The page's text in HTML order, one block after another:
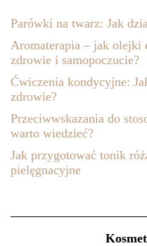
Parówki na twarz: Jak
Aromaterapia – jak olejki
zdrowie i samopoczucie?
Ćwiczenia kondycyjne:
zdrowie?
Przeciwwskazania do
warto wiedzieć?
Jak przygotować tonik
pielęgnacyjne